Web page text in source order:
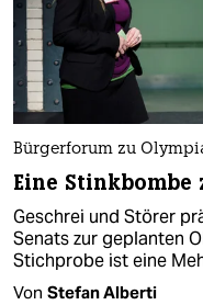
Bürgerforum zu
Eine Stinkbombe
Geschrei und Störer
Senats zur geplanten
Stichprobe ist eine
Von Stefan Alberti